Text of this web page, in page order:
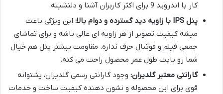
کار با اندروید 9 برای اکثر کاربران آشنا و دلنشینه.
پنل IPS با زاویه دید گسترده و دوام بالا:
این ویژگی باعث
میشه کیفیت تصویر از هر زاویه ای عالی باشه و برای تماشای
جمعی فیلم و فوتبال حرف نداره. مقاومت بیشتر پنل هم خیال
شما رو بابت طول عمر محصول راحت می کنه.
گارانتی معتبر گلدیران: وجود گارانتی رسمی گلدیران، پشتوانه
قوی برای این محصوله و نشون دهنده کیفیت ساخت و خدمات